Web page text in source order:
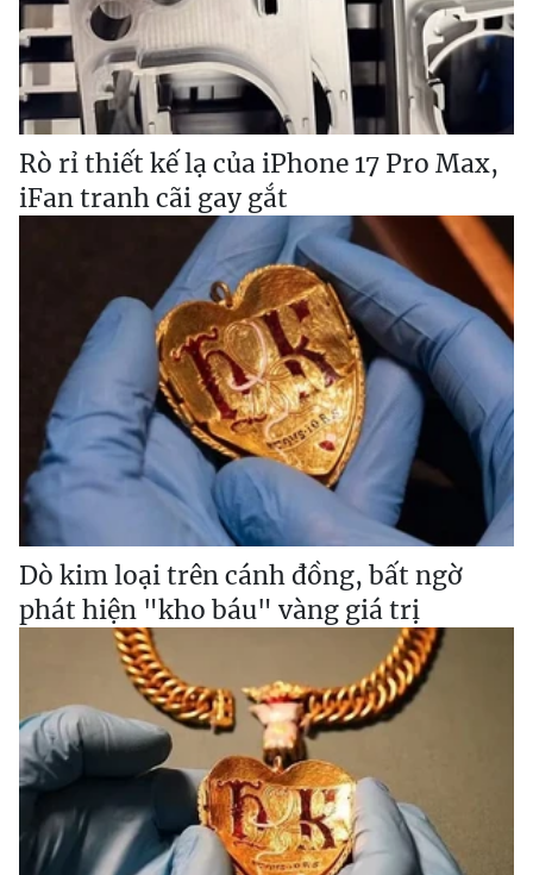
Rò rỉ thiết kế lạ của iPhone 17 Pro Max,
iFan tranh cãi gay gắt
Dò kim loại trên cánh đồng, bất ngờ
phát hiện "kho báu" vàng giá trị